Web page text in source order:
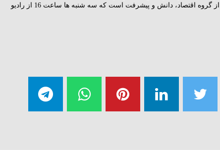
مهارت های اقتصادی کاری از گروه اقتصاد، دانش و پیشرفت است که سه شنبه ها ساعت 16 از رادیو